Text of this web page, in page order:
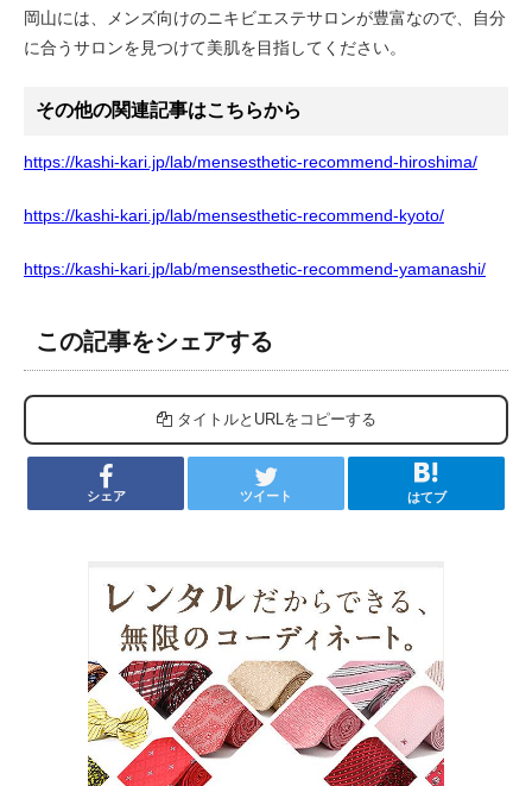
岡山には、メンズ向けのニキビエステサロンが豊富なので、自分
に合うサロンを見つけて美肌を目指してください。
その他の関連記事はこちらから
https://kashi-kari.jp/lab/mensesthetic-recommend-hiroshima/
https://kashi-kari.jp/lab/mensesthetic-recommend-kyoto/
https://kashi-kari.jp/lab/mensesthetic-recommend-yamanashi/
この記事をシェアする
タイトルとURLをコピーする
シェア ツイート はてブ